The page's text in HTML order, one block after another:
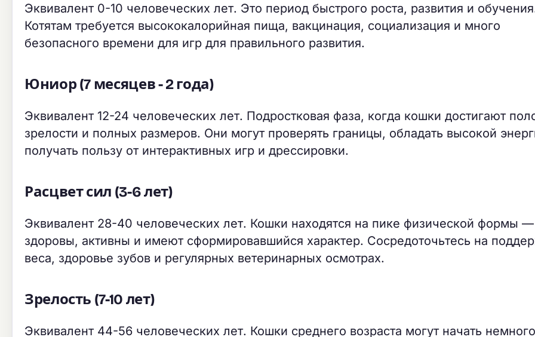
Эквивалент 0-10 человеческих лет. Это период быстрого роста, развития и
Котятам требуется высококалорийная пища, вакцинация, социализация и много
безопасного времени для игр для правильного развития.
Юниор (7 месяцев - 2 года)
Эквивалент 12-24 человеческих лет. Подростковая фаза, когда кошки достигают
зрелости и полных размеров. Они могут проверять границы, обладать высокой
получать пользу от интерактивных игр и дрессировки.
Расцвет сил (3-6 лет)
Эквивалент 28-40 человеческих лет. Кошки находятся на пике физической формы —
здоровы, активны и имеют сформировавшийся характер. Сосредоточьтесь на
веса, здоровье зубов и регулярных ветеринарных осмотрах.
Зрелость (7-10 лет)
Эквивалент 44-56 человеческих лет. Кошки среднего возраста могут начать немного